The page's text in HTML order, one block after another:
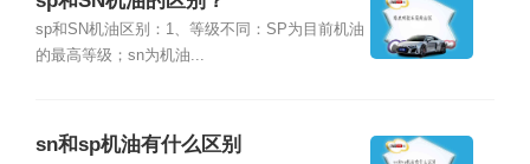
sp和SN机油区别：1、等级不同：SP为目前机油
的最高等级；sn为机油...
sn和sp机油有什么区别